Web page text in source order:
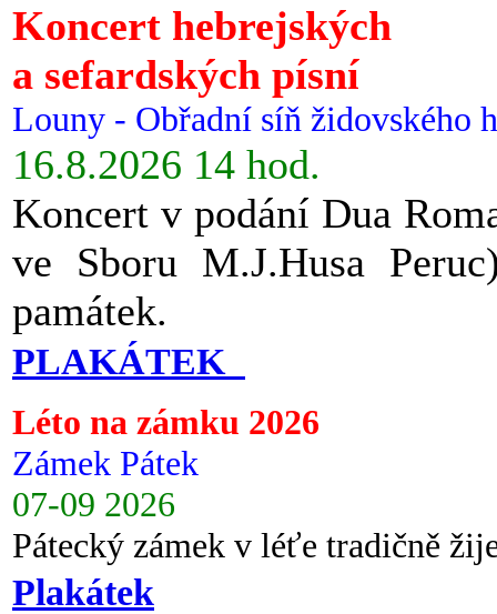
Koncert hebrejských
a sefardských písní
Louny - Obřadní síň židovského
16.8.2026 14 hod.
Koncert v podání Dua
ve Sboru M.J.Husa
památek.
PLAKÁTEK
Léto na zámku 2026
Zámek Pátek
07-09 2026
Pátecký zámek v léťe tradičně
Plakátek